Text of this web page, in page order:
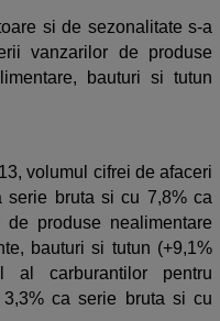
si de sezonalitate s-a
vanzarilor de produse
bauturi si tutun
volumul cifrei de afaceri
serie bruta si cu 7,8% ca
produse nealimentare
bauturi si tutun (+9,1%
al carburantilor pentru
ca serie bruta si cu